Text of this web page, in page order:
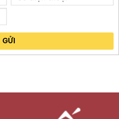
GỬI